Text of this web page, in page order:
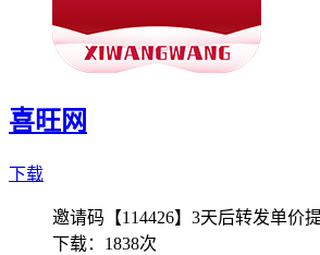
喜旺网
下载
邀请码【114426】3天后转发单价
下载： 1838次